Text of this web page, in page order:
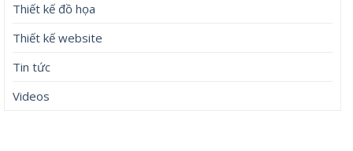
Thiết kế đồ họa
Thiết kế website
Tin tức
Videos